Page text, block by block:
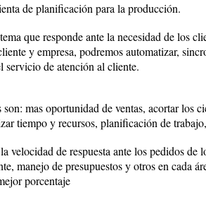
de planificación para la producción.
que responde ante la necesidad de los
y empresa, podremos automatizar,
servicio de atención al cliente.
mas oportunidad de ventas, acortar los
tiempo y recursos, planificación de
velocidad de respuesta ante los pedidos de
manejo de presupuestos y otros en cada
porcentaje